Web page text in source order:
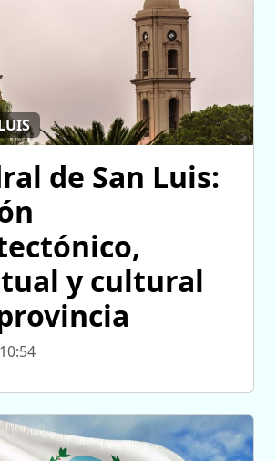
de San Luis:
y cultural